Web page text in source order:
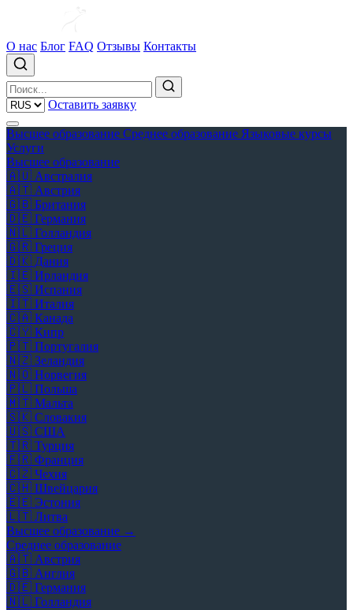
О нас Блог FAQ Отзывы Контакты
Оставить заявку
Высшее образование Среднее образование Языковые курсы
Услуги
Высшее образование
🇦🇺 Австралия
🇦🇹 Австрия
🇬🇧 Британия
🇩🇪 Германия
🇳🇱 Голландия
🇬🇷 Греция
🇩🇰 Дания
🇮🇪 Ирландия
🇪🇸 Испания
🇮🇹 Италия
🇨🇦 Канада
🇨🇾 Кипр
🇵🇹 Португалия
🇳🇿 Зеландия
🇳🇴 Норвегия
🇵🇱 Польша
🇲🇹 Мальта
🇸🇰 Словакия
🇺🇸 США
🇹🇷 Турция
🇫🇷 Франция
🇨🇿 Чехия
🇨🇭 Швейцария
🇪🇪 Эстония
🇱🇹 Литва
Высшее образование →
Среднее образование
🇦🇹 Австрия
🇬🇧 Англия
🇩🇪 Германия
🇳🇱 Голландия